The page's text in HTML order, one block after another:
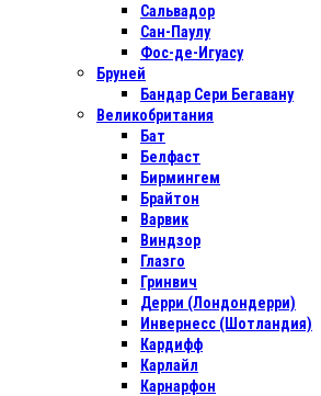
Сальвадор
Сан-Паулу
Фос-де-Игуасу
Бруней
Бандар Сери Бегавану
Великобритания
Бат
Белфаст
Бирмингем
Брайтон
Варвик
Виндзор
Глазго
Гринвич
Дерри (Лондондерри)
Инвернесс (Шотландия)
Кардифф
Карлайл
Карнарфон